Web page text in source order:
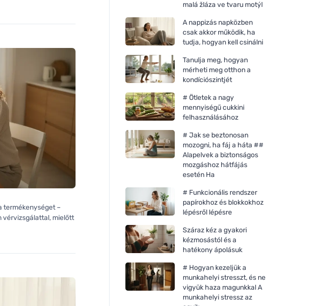
termékenységet –
vérvizsgálattal, mielőtt
malá žláza ve tvaru motýl
A nappizás napközben
csak akkor működik, ha
tudja, hogyan kell csinálni
Tanulja meg, hogyan
mérheti meg otthon a
kondíciószintjét
# Ötletek a nagy
mennyiségű cukkini
felhasználásához
# Jak se beztonosan
mozogni, ha fáj a háta ##
Alapelvek a biztonságos
mozgáshoz hátfájás
esetén Ha
# Funkcionális rendszer
papírokhoz és blokkokhoz
lépésről lépésre
Száraz kéz a gyakori
kézmosástól és a
hatékony ápolásuk
# Hogyan kezeljük a
munkahelyi stresszt, és ne
vigyük haza magunkkal A
munkahelyi stressz az